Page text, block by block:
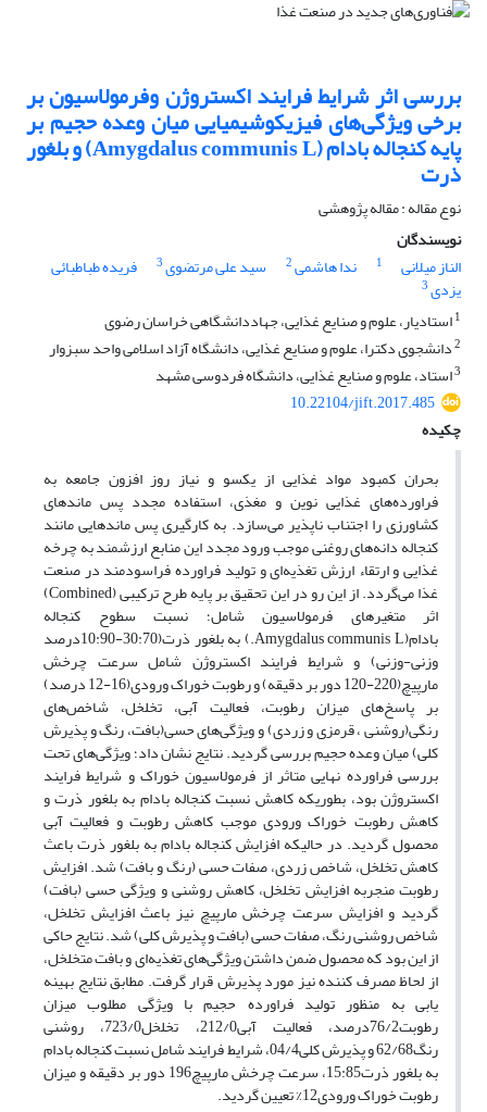
بررسی اثر شرایط فرایند اکستروژن وفرمولاسیون بر
برخی ویژگی‌های فیزیکوشیمیایی میان وعده حجیم بر
پایه کنجاله بادام (Amygdalus communis L) و بلغور
ذرت
نوع مقاله : مقاله پژوهشی
نویسندگان
الناز میلانی
1 ندا هاشمی2 سید علی مرتضوی3 فریده طباطبائی
یزدی3
1استادیار، علوم و صنایع غذایی، جهاددانشگاهی خراسان رضوی
2دانشجوی دکترا، علوم و صنایع غذایی، دانشگاه آزاد اسلامی واحد سبزوار
3استاد، علوم و صنایع غذایی، دانشگاه فردوسی مشهد
10.22104/jift.2017.485
چکیده
بحران کمبود مواد غذایی از یکسو و نیاز روز افزون جامعه به
فراورده‌های غذایی نوین و مغذی، استفاده مجدد پس ماندهای
کشاورزی را اجتناب ناپذیر می‌سازد. به کارگیری پس ماندهایی مانند
کنجاله‌ دانه‌های روغنی موجب ورود مجدد این منابع ارزشمند به چرخه
غذایی و ارتقاء ارزش تغذیه‌ای و تولید فراورده فراسودمند در صنعت
غذا می‌گردد. از این رو در این تحقیق بر پایه طرح ترکیبی (Combined)
اثر متغیرهای فرمولاسیون شامل؛ نسبت سطوح کنجاله
بادام(Amygdalus communis L.) به بلغور ذرت(30:70-10:90درصد
وزنی-وزنی) و شرایط فرایند اکستروژن شامل سرعت چرخش
مارپیچ(220-120 دور بر دقیقه) و رطوبت خوراک ورودی(16-12 درصد)
بر پاسخ‌های میزان رطوبت، فعالیت آبی، تخلخل، شاخص‌های
رنگی(روشنی ، قرمزی و زردی) و ویژگی‌های حسی(بافت، رنگ و پذیرش
کلی) میان وعده حجیم بررسی گردید. نتایج نشان داد؛ ویژگی‌های تحت
بررسی فراورده نهایی متاثر از فرمولاسیون خوراک و شرایط فرایند
اکستروژن بود، بطوریکه کاهش نسبت کنجاله بادام به بلغور ذرت و
کاهش رطوبت خوراک ورودی موجب کاهش رطوبت و فعالیت آبی
محصول گردید. در حالیکه افزایش کنجاله بادام به بلغور ذرت باعث
کاهش تخلخل، شاخص زردی، صفات حسی (رنگ و بافت) شد. افزایش
رطوبت منجربه افزایش تخلخل، کاهش روشنی و ویژگی حسی (بافت)
گردید و افزایش سرعت چرخش مارپیچ نیز باعث افزایش تخلخل،
شاخص روشنی رنگ، صفات حسی (بافت و پذیرش کلی) شد. نتایج حاکی
از این بود که محصول ضمن داشتن ویژگی‌های تغذیه‌ای و بافت متخلخل،
از لحاظ مصرف کننده نیز مورد پذیرش قرار گرفت. مطابق نتایج بهینه
یابی به منظور تولید فراورده حجیم با ویژگی مطلوب میزان
رطوبت76/2درصد، فعالیت آبی212/0، تخلخل723/0، روشنی
رنگ62/68 و پذیرش کلی04/4، شرایط فرایند شامل نسبت کنجاله بادام
به بلغور ذرت15:85، سرعت چرخش مارپیچ196 دور بر دقیقه و میزان
رطوبت خوراک ورودی12% تعیین گردید.